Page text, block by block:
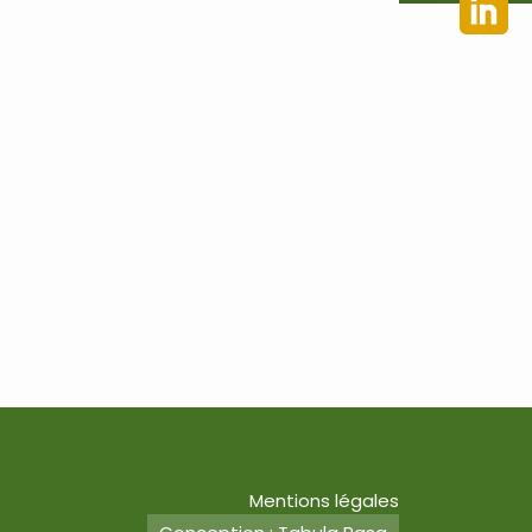
Mentions légales